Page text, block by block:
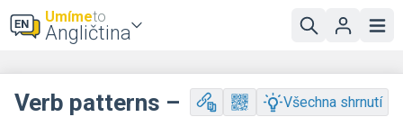
Umímeto
Angličtina
Verb patterns –
Všechna shrnutí